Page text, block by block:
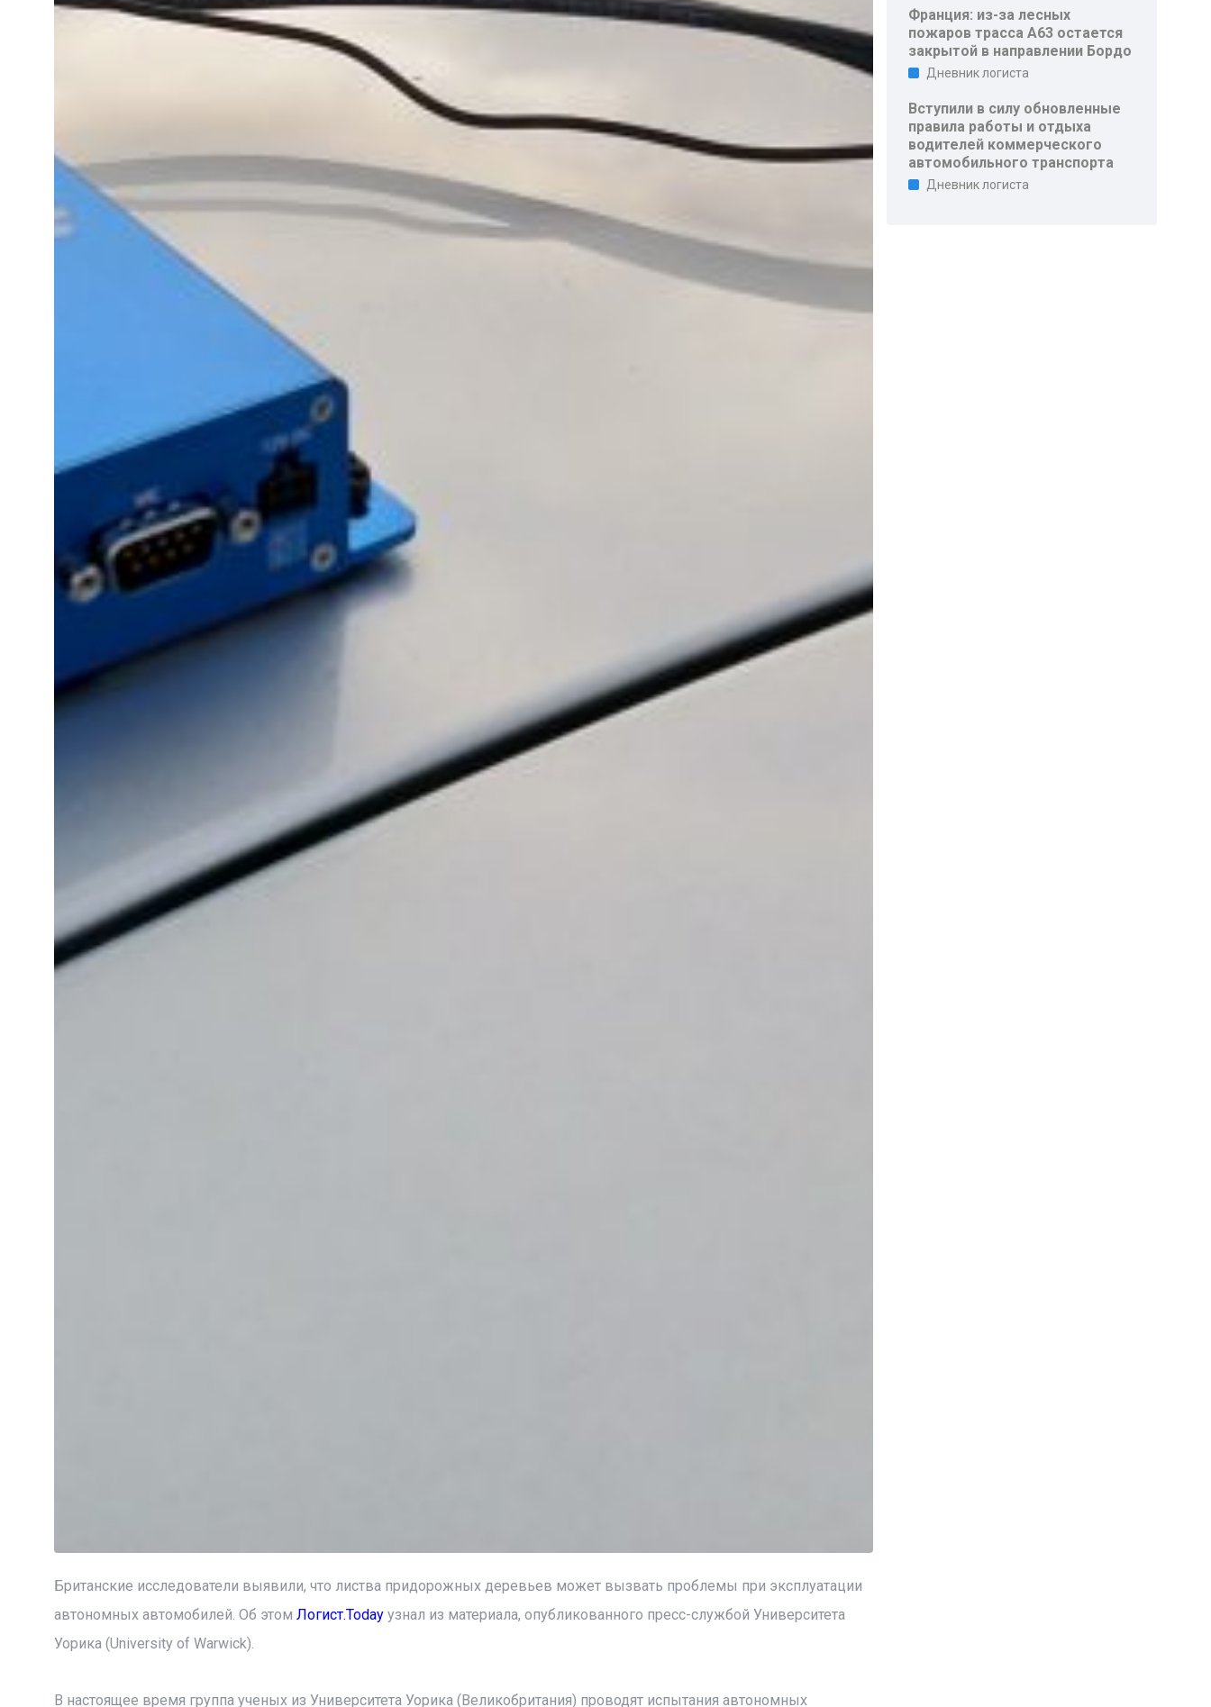
Британские исследователи выявили, что листва придорожных деревьев может вызвать проблемы при эксплуатации
автономных автомобилей. Об этом Логист.Todayузнал из материала, опубликованного пресс-службой Университета
Уорика (University of Warwick).
В настоящее время группа ученых из Университета Уорика (Великобритания) проводят испытания автономных
Франция: из-за лесных
пожаров трасса A63 остается
закрытой в направлении Бордо
Дневник логиста
Вступили в силу обновленные
правила работы и отдыха
водителей коммерческого
автомобильного транспорта
Дневник логиста